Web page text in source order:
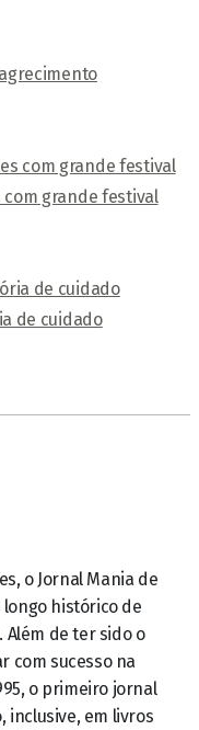
com grande festival
de cuidado
o Jornal Mania de
longo histórico de
de ter sido o
com sucesso na
o primeiro jornal
inclusive, em livros